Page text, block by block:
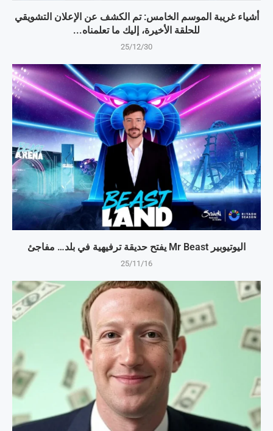
أشياء غريبة الموسم الخامس: تم الكشف عن الإعلان التشويقي
للحلقة الأخيرة، إليك ما تعلمناه...
25/12/30
اليوتيوبير Mr Beast يفتح حديقة ترفيهية في بلد… مفاجئ
25/11/16